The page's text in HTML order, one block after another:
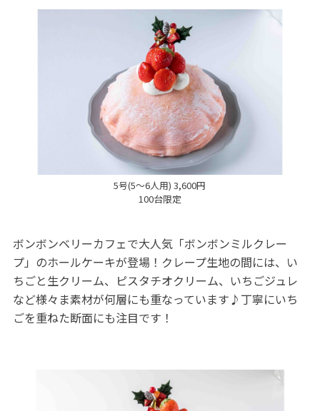
5号(5～6人用) 3,600円
100台限定
ボンボンベリーカフェで大人気「ボンボンミルクレー
プ」のホールケーキが登場！クレープ生地の間には、い
ちごと生クリーム、ピスタチオクリーム、いちごジュレ
など様々ま素材が何層にも重なっています♪丁寧にいち
ごを重ねた断面にも注目です！